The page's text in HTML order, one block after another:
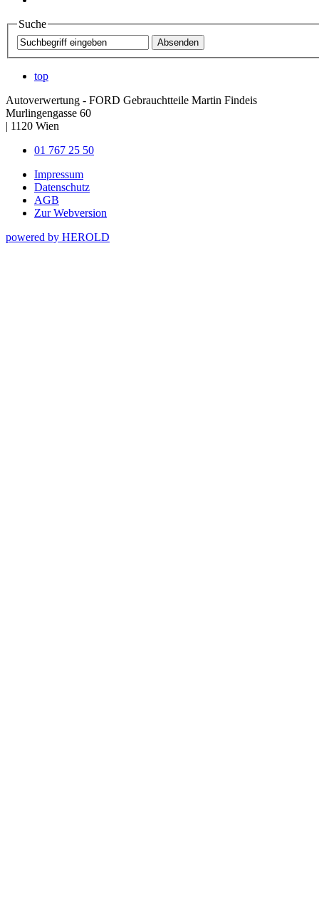
Suche
top
Autoverwertung - FORD Gebrauchtteile Martin Findeis
Murlingengasse 60
| 1120 Wien
01 767 25 50
Impressum
Datenschutz
AGB
Zur Webversion
powered by HEROLD